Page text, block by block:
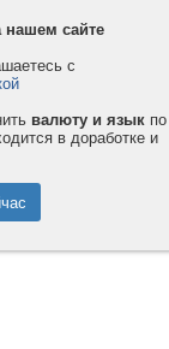
Cookie
защищены.
нашем сайте
с
валюту и язык по
в доработке и